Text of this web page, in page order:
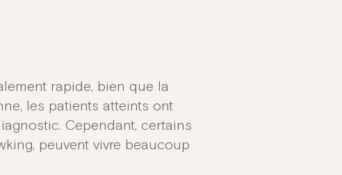
rapide, bien que la
les patients atteints ont
Cependant, certains
peuvent vivre beaucoup